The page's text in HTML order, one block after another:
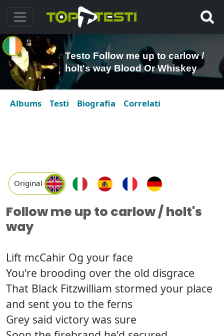
Testo Follow me up to carlow /
holt's way Blood Or Whiskey
Albums Testi Biografia Correlati
Original
Follow me up to carlow / holt's
way
Lift mcCahir Og your face
You're brooding over the old disgrace
That Black Fitzwilliam stormed your place
and sent you to the ferns
Grey said victory was sure